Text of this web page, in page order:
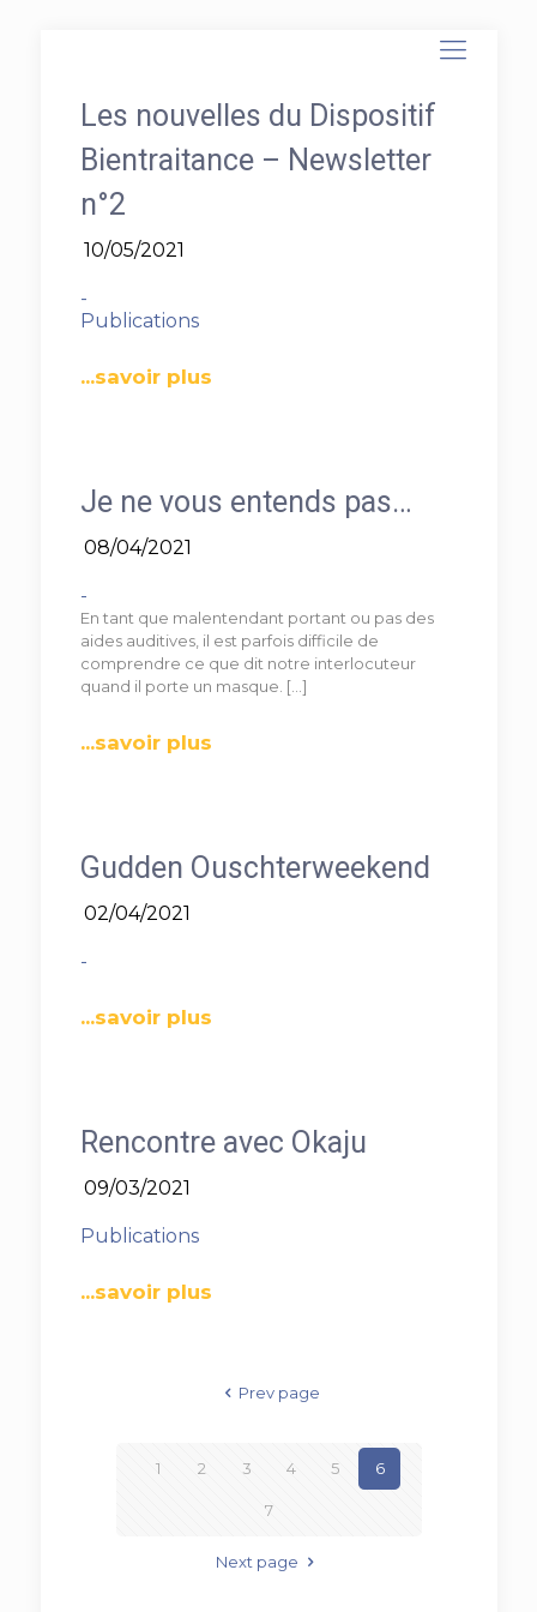
Les nouvelles du Dispositif
Bientraitance – Newsletter
n°2
10/05/2021
-
Publications
...savoir plus
Je ne vous entends pas…
08/04/2021
-
En tant que malentendant portant ou pas des
aides auditives, il est parfois difficile de
comprendre ce que dit notre interlocuteur
quand il porte un masque. […]
...savoir plus
Gudden Ouschterweekend
02/04/2021
-
...savoir plus
Rencontre avec Okaju
09/03/2021
Publications
...savoir plus
Prev page
1 2 3 4 5 6
7
Next page